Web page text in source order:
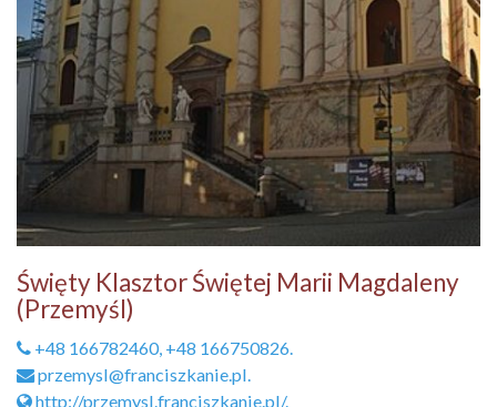
Święty Klasztor Świętej Marii Magdaleny
(Przemyśl)
+48 166782460, +48 166750826.
przemysl@franciszkanie.pl.
http://przemysl.franciszkanie.pl/.